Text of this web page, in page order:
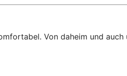
Von daheim und auch